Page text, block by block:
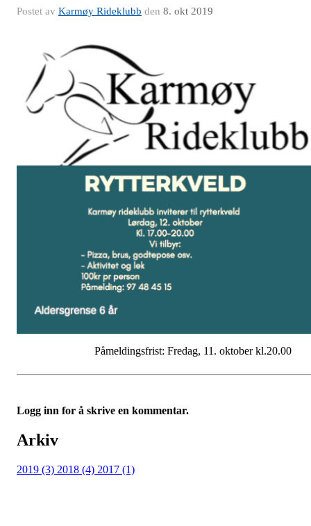
Postet av Karmøy Rideklubb den 8. okt 2019
Påmeldingsfrist: Fredag, 11. oktober kl.20.00
Logg inn for å skrive en kommentar.
Arkiv
2019 (3) 2018 (4) 2017 (1)